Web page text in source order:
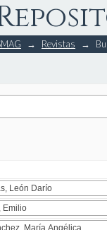
→ Revistas →